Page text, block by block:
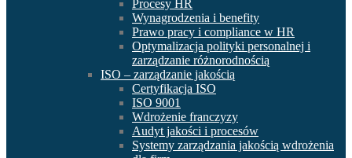
Procesy HR
Wynagrodzenia i benefity
Prawo pracy i compliance w HR
Optymalizacja polityki personalnej i
zarządzanie różnorodnością
ISO – zarządzanie jakością
Certyfikacja ISO
ISO 9001
Wdrożenie franczyzy
Audyt jakości i procesów
Systemy zarządzania jakością wdrożenia